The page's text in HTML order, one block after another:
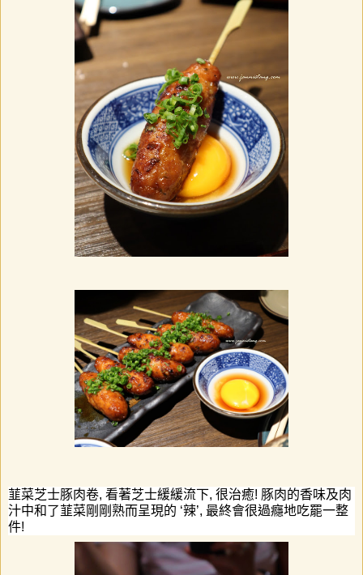
韮菜芝士豚肉卷, 看著芝士緩緩流下, 很治癒! 豚肉的香味及肉
汁中和了韮菜剛剛熟而呈現的 ‘辣’, 最終會很過癮地吃罷一整
件!